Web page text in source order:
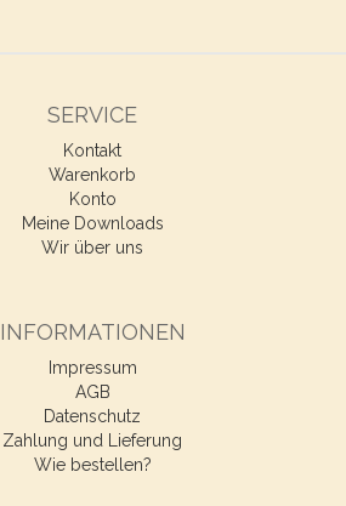
SERVICE
Kontakt
Warenkorb
Konto
Meine Downloads
Wir über uns
INFORMATIONEN
Impressum
AGB
Datenschutz
Zahlung und Lieferung
Wie bestellen?